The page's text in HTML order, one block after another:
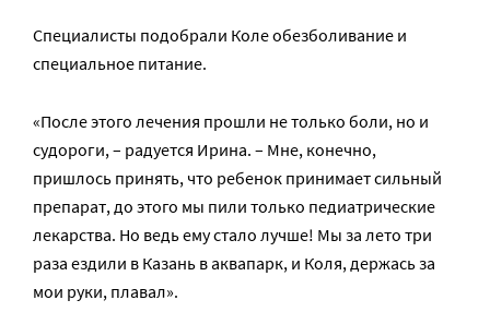
Специалисты подобрали Коле обезболивание и
специальное питание.
«После этого лечения прошли не только боли, но и
судороги, – радуется Ирина. – Мне, конечно,
пришлось принять, что ребенок принимает сильный
препарат, до этого мы пили только педиатрические
лекарства. Но ведь ему стало лучше! Мы за лето три
раза ездили в Казань в аквапарк, и Коля, держась за
мои руки, плавал».